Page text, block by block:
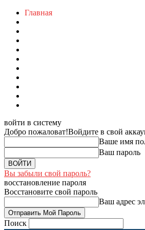
Главная
войти в систему
Добро пожаловат!Войдите в свой
Ваше имя
Ваш пароль
Вы забыли свой пароль?
восстановление пароля
Восстановите свой пароль
Ваш адрес
Поиск